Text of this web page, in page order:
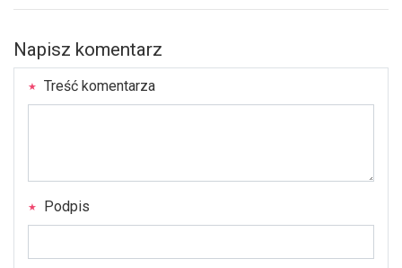
Napisz komentarz
Treść komentarza
Podpis